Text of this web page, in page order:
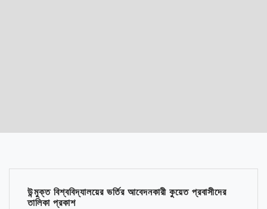
উন্মুক্ত বিশ্ববিদ্যালয়ের ভর্তির আবেদনকারী কুয়েত প্রবাসীদের
তালিকা প্রকাশ